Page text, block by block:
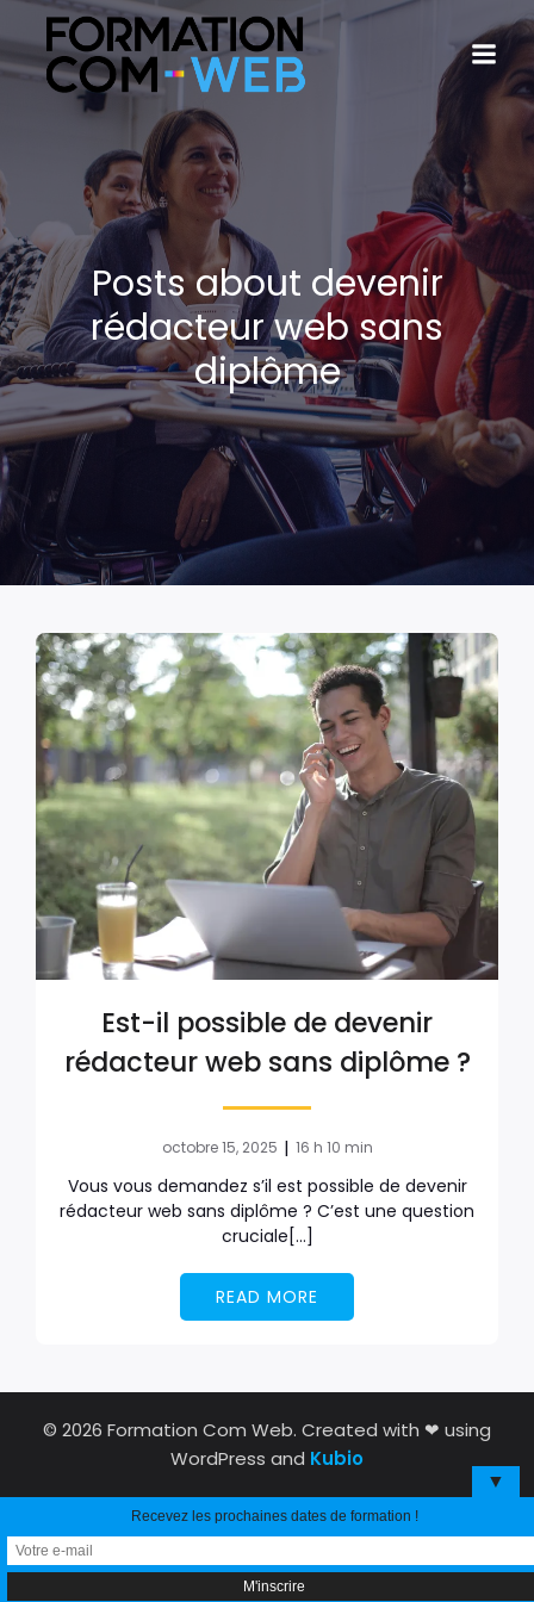
Posts about devenir
rédacteur web sans
diplôme
Est-il possible de devenir
rédacteur web sans diplôme ?
octobre 15, 2025 | 16 h 10 min
Vous vous demandez s’il est possible de devenir
rédacteur web sans diplôme ? C’est une question
cruciale[…]
READ MORE
© 2026 Formation Com Web. Created with ❤ using
WordPress and Kubio
▼
Recevez les prochaines dates de formation !